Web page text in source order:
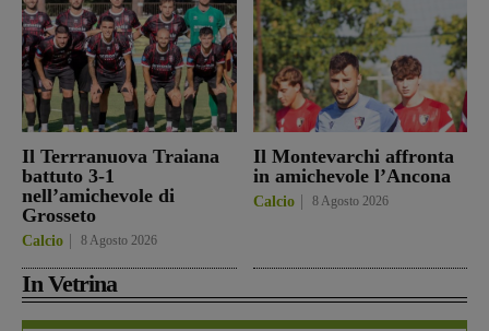
Il Terrranuova Traiana
battuto 3-1
nell’amichevole di
Grosseto
Calcio 8 Agosto 2026
Il Montevarchi affronta
in amichevole l’Ancona
Calcio 8 Agosto 2026
In Vetrina